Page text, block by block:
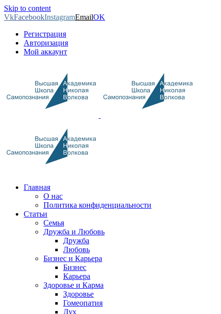
Skip to content
VkFacebookInstagramEmailOK
Регистрация
Авторизация
Мой аккаунт
Главная
О нас
Политика конфиденциальности
Статьи
Семья
Дружба и Любовь
Дружба
Любовь
Бизнес и Карьера
Бизнес
Карьера
Здоровье и Карма
Здоровье
Гомеопатия
Дух